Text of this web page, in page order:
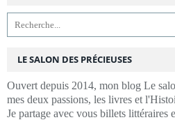
LE SALON DES PRÉCIEUSES
Ouvert depuis 2014, mon blog Le
mes deux passions, les livres et
Je partage avec vous billets littéraires